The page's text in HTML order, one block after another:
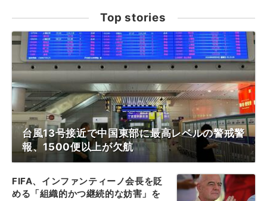
Top stories
台風13号接近で中国東部に最高レベルの警戒警
報、1500便以上が欠航
FIFA、インファンティーノ会長を貶
める「組織的かつ継続的な妨害」を